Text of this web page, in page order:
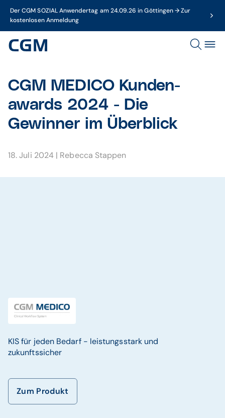
Der CGM SOZIAL Anwendertag am 24.09.26 in Göttingen → Zur
kostenlosen Anmeldung
CGM MEDICO Kunden­
awards 2024 - Die
Gewinner im Über­blick
18. Juli 2024 | Rebecca Stappen
KIS für jeden Bedarf - leistungsstark und
zukunftssicher
Zum Produkt